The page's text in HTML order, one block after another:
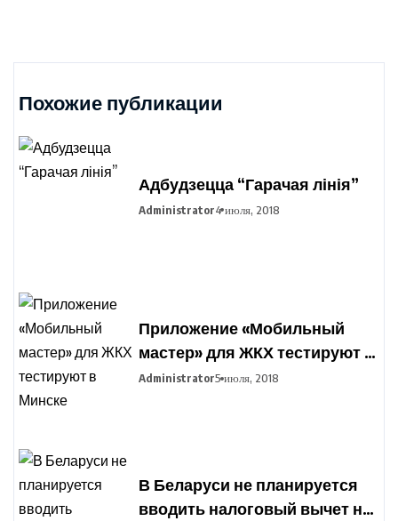
Похожие публикации
Адбудзецца “Гарачая лінія”
Administrator4 июля, 2018
Приложение «Мобильный
мастер» для ЖКХ тестируют в
Минске
Administrator5 июля, 2018
В Беларуси не планируется
вводить налоговый вычет на